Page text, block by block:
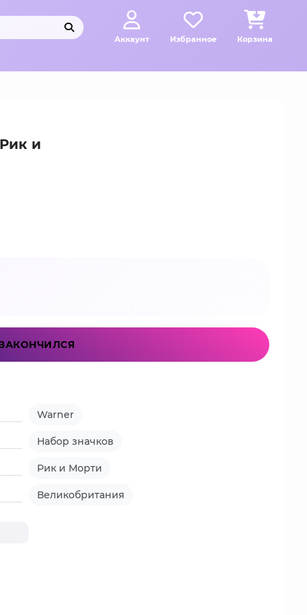
Аккаунт Избранное Корзина
и
Warner
Набор значков
Рик и Морти
Великобритания